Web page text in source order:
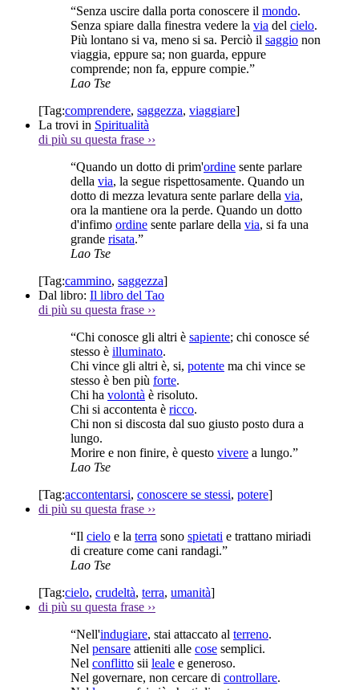
“Senza uscire dalla porta conoscere il mondo.
Senza spiare dalla finestra vedere la via del cielo.
Più lontano si va, meno si sa. Perciò il saggio non
viaggia, eppure sa; non guarda, eppure
comprende; non fa, eppure compie.”
Lao Tse
[Tag:comprendere, saggezza, viaggiare]
La trovi in Spiritualità
di più su questa frase ››
“Quando un dotto di prim'ordine sente parlare
della via, la segue rispettosamente. Quando un
dotto di mezza levatura sente parlare della via,
ora la mantiene ora la perde. Quando un dotto
d'infimo ordine sente parlare della via, si fa una
grande risata.”
Lao Tse
[Tag:cammino, saggezza]
Dal libro: Il libro del Tao
di più su questa frase ››
“Chi conosce gli altri è sapiente; chi conosce sé
stesso è illuminato.
Chi vince gli altri è, si, potente ma chi vince se
stesso è ben più forte.
Chi ha volontà è risoluto.
Chi si accontenta è ricco.
Chi non si discosta dal suo giusto posto dura a
lungo.
Morire e non finire, è questo vivere a lungo.”
Lao Tse
[Tag:accontentarsi, conoscere se stessi, potere]
di più su questa frase ››
“Il cielo e la terra sono spietati e trattano miriadi
di creature come cani randagi.”
Lao Tse
[Tag:cielo, crudeltà, terra, umanità]
di più su questa frase ››
“Nell'indugiare, stai attaccato al terreno.
Nel pensare attieniti alle cose semplici.
Nel conflitto sii leale e generoso.
Nel governare, non cercare di controllare.